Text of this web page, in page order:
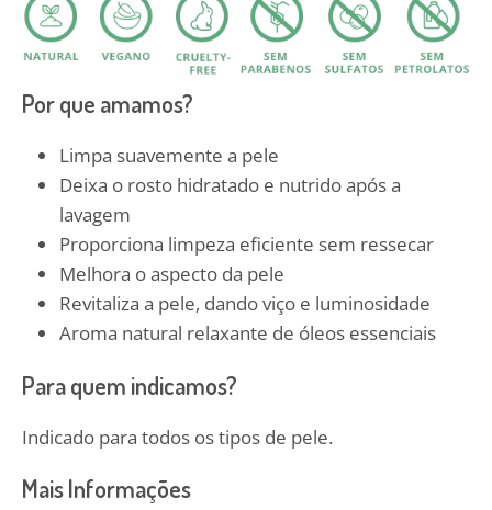
Por que amamos?
Limpa suavemente a pele
Deixa o rosto hidratado e nutrido após a
lavagem
Proporciona limpeza eficiente sem ressecar
Melhora o aspecto da pele
Revitaliza a pele, dando viço e luminosidade
Aroma natural relaxante de óleos essenciais
Para quem indicamos?
Indicado para todos os tipos de pele.
Mais Informações